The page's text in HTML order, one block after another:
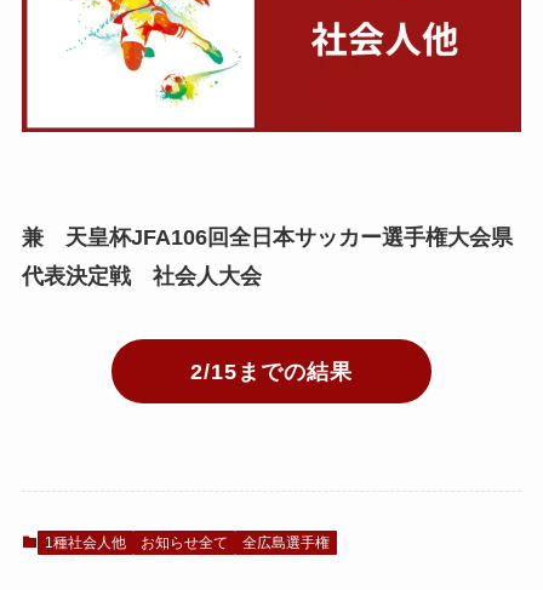
兼 天皇杯JFA106回全日本サッカー選手権大会県
代表決定戦 社会人大会
2/15までの結果
1種社会人他 お知らせ全て 全広島選手権